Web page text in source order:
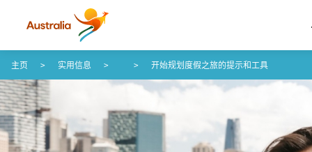
Skip to content
Skip to footer navigation
主页 实用信息 开始规划度假之旅的提示和工具